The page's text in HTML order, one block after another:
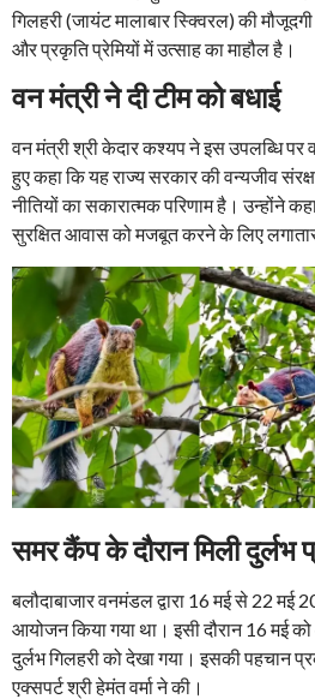
गिलहरी (जायंट मालाबार स्क्विरल) की
और प्रकृति प्रेमियों में उत्साह का माहौल है।
वन मंत्री ने दी टीम को बधाई
वन मंत्री श्री केदार कश्यप ने इस उपलब्धि पर
हुए कहा कि यह राज्य सरकार की वन्यजीव
नीतियों का सकारात्मक परिणाम है। उन्होंने
सुरक्षित आवास को मजबूत करने के लिए
समर कैंप के दौरान मिली दुर्लभ
बलौदाबाजार वनमंडल द्वारा 16 मई से 22
आयोजन किया गया था। इसी दौरान 16 मई
दुर्लभ गिलहरी को देखा गया। इसकी पहचान
एक्सपर्ट श्री हेमंत वर्मा ने की।